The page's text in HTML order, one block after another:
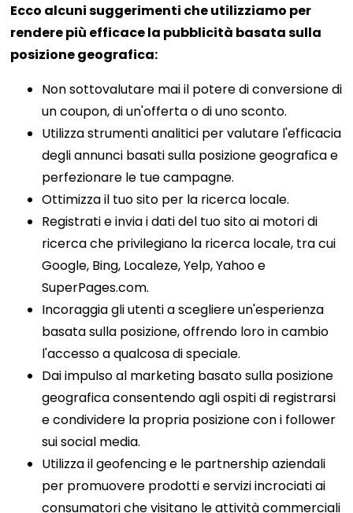
Ecco alcuni suggerimenti che utilizziamo per
rendere più efficace la pubblicità basata sulla
posizione geografica:
Non sottovalutare mai il potere di conversione di
un coupon, di un'offerta o di uno sconto.
Utilizza strumenti analitici per valutare l'efficacia
degli annunci basati sulla posizione geografica e
perfezionare le tue campagne.
Ottimizza il tuo sito per la ricerca locale.
Registrati e invia i dati del tuo sito ai motori di
ricerca che privilegiano la ricerca locale, tra cui
Google, Bing, Localeze, Yelp, Yahoo e
SuperPages.com.
Incoraggia gli utenti a scegliere un'esperienza
basata sulla posizione, offrendo loro in cambio
l'accesso a qualcosa di speciale.
Dai impulso al marketing basato sulla posizione
geografica consentendo agli ospiti di registrarsi
e condividere la propria posizione con i follower
sui social media.
Utilizza il geofencing e le partnership aziendali
per promuovere prodotti e servizi incrociati ai
consumatori che visitano le attività commerciali